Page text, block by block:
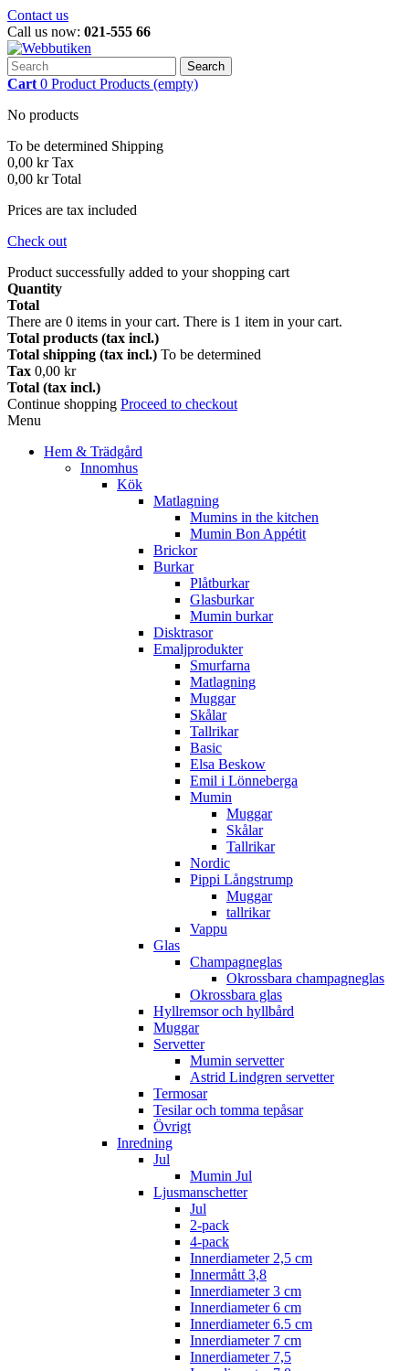
Contact us
Call us now: 021-555 66
Search
Cart 0 Product Products (empty)
No products
To be determined Shipping
0,00 kr Tax
0,00 kr Total
Prices are tax included
Check out
Product successfully added to your shopping cart
Quantity
Total
There are 0 items in your cart. There is 1 item in your cart.
Total products (tax incl.)
Total shipping (tax incl.) To be determined
Tax 0,00 kr
Total (tax incl.)
Continue shopping Proceed to checkout
Menu
Hem & Trädgård
Innomhus
Kök
Matlagning
Mumins in the kitchen
Mumin Bon Appétit
Brickor
Burkar
Plåtburkar
Glasburkar
Mumin burkar
Disktrasor
Emaljprodukter
Smurfarna
Matlagning
Muggar
Skålar
Tallrikar
Basic
Elsa Beskow
Emil i Lönneberga
Mumin
Muggar
Skålar
Tallrikar
Nordic
Pippi Långstrump
Muggar
tallrikar
Vappu
Glas
Champagneglas
Okrossbara champagneglas
Okrossbara glas
Hyllremsor och hyllbård
Muggar
Servetter
Mumin servetter
Astrid Lindgren servetter
Termosar
Tesilar och tomma tepåsar
Övrigt
Inredning
Jul
Mumin Jul
Ljusmanschetter
Jul
2-pack
4-pack
Innerdiameter 2,5 cm
Innermått 3,8
Innerdiameter 3 cm
Innerdiameter 6 cm
Innerdiameter 6.5 cm
Innerdiameter 7 cm
Innerdiameter 7,5